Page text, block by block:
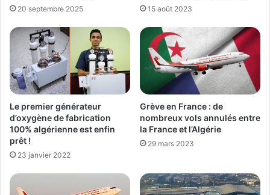
20 septembre 2025 15 août 2023
Le premier générateur
d’oxygène de fabrication
100% algérienne est enfin
prêt !
23 janvier 2022
Grève en France : de
nombreux vols annulés entre
la France et l’Algérie
29 mars 2023